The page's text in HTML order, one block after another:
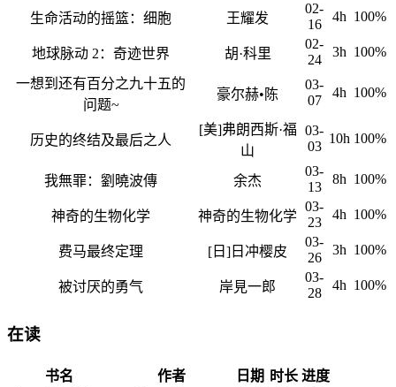
生命活动的摇篮：细胞 王耀发
02-
16
4h 100%
地球脉动 2：奇迹世界 胡·科里
02-
24
3h 100%
一想到还有百分之九十五的
问题~
豪尔赫•陈
03-
07
4h 100%
历史的终结及最后之人
[美]弗朗西斯·福
山
03-
03
10h 100%
我無罪：劉曉波傳 余杰
03-
13
8h 100%
神奇的生物化学 神奇的生物化学
03-
23
4h 100%
费马最终定理 [日]日冲樱皮
03-
26
3h 100%
被讨厌的勇气 岸見一郎
03-
28
4h 100%
在读
书名 作者 日期 时长 进度